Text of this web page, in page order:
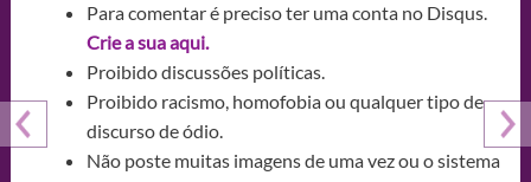
Para comentar é preciso ter uma conta no Disqus.
Crie a sua aqui.
Proibido discussões políticas.
Proibido racismo, homofobia ou qualquer tipo de
discurso de ódio.
Não poste muitas imagens de uma vez ou o sistema